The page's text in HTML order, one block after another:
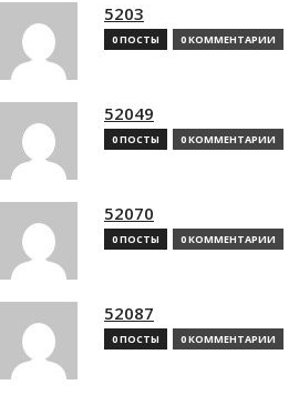
5203
0 ПОСТЫ 0 КОММЕНТАРИИ
52049
0 ПОСТЫ 0 КОММЕНТАРИИ
52070
0 ПОСТЫ 0 КОММЕНТАРИИ
52087
0 ПОСТЫ 0 КОММЕНТАРИИ